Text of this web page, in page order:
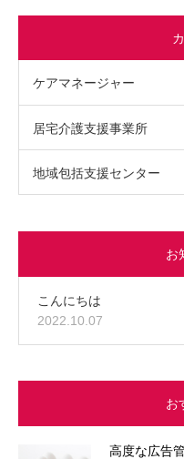
ケアマネージャー
居宅介護支援事業所
地域包括支援センター
お
こんにちは
2022.10.07
お
高度な広告